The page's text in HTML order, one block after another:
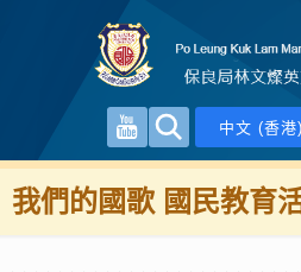
中文 (香港)
我們的國歌 國民教育